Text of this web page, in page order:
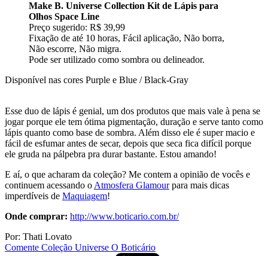
Make B. Universe Collection Kit de Lápis para
Olhos Space Line
Preço sugerido: R$ 39,99
Fixação de até 10 horas, Fácil aplicação, Não borra,
Não escorre, Não migra.
Pode ser utilizado como sombra ou delineador.
Disponível nas cores Purple e Blue / Black-Gray
Esse duo de lápis é genial, um dos produtos que mais vale à pena se
jogar porque ele tem ótima pigmentação, duração e serve tanto como
lápis quanto como base de sombra. Além disso ele é super macio e
fácil de esfumar antes de secar, depois que seca fica difícil porque
ele gruda na pálpebra pra durar bastante. Estou amando!
E aí, o que acharam da coleção? Me contem a opinião de vocês e
continuem acessando o Atmosfera Glamourpara mais dicas
imperdíveis de Maquiagem!
Onde comprar: http://www.boticario.com.br/
Por: Thati Lovato
Comente Coleção Universe O Boticário